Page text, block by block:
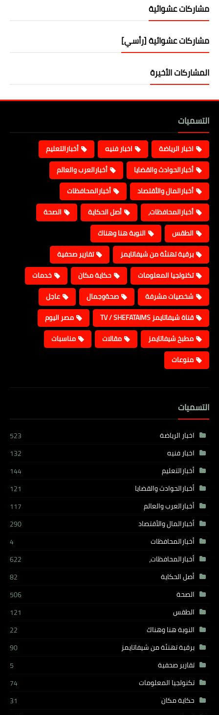
مشاركات عشوائية
مشاركات عشوائية [رأسي]
المشاركات الأخيرة
التسميات
اخبار الرياضة اخبار فنيه
أخبارالتعليم
أخبارالحوادث والقضايا
أخبارالعرب والعالم
أخبارالمال والأقتصاد
أخبارالمحافظات
أخبارالمحافظات،
أصل الحكاية
الصحة
الطقس
النوبة هنا وهناك
برقية تهنئة من شيفاتايمز
تقارير صحفية
تكنولجيا المعلومات
حكاية مكان
خدمات
شخصيات مشرفة
صحةوجمال
عاجل
قناة شيفاتايمز TV / SHEFATAIMS
مصر اليوم
مطبخ شيفاتايمز
مقالات
مناسبات
منوعات
التسميات
اخبار الرياضة
523
اخبار فنيه
132
أخبارالتعليم
144
أخبارالحوادث والقضايا
121
أخبارالعرب والعالم
117
أخبارالمال والأقتصاد
290
أخبارالمحافظات
4
أخبارالمحافظات،
622
أصل الحكاية
82
الصحة
506
الطقس
121
النوبة هنا وهناك
22
برقية تهنئة من شيفاتايمز
90
تقارير صحفية
5
تكنولجيا المعلومات
74
حكاية مكان
31